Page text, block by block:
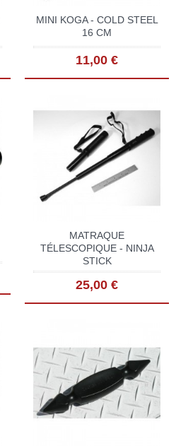
MINI KOGA - COLD STEEL
16 CM
11,00 €
MATRAQUE
TÉLESCOPIQUE - NINJA
STICK
25,00 €